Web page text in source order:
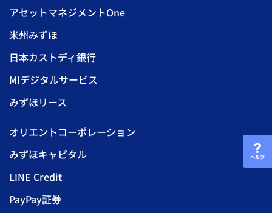
ヘルプ
アセットマネジメントOne
米州みずほ
日本カストディ銀行
MIデジタルサービス
みずほリース
オリエントコーポレーション
みずほキャピタル
LINE Credit
PayPay証券